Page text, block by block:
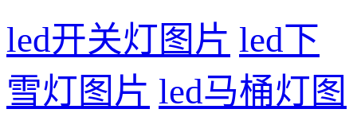
led开关灯图片 led下
雪灯图片 led马桶灯图